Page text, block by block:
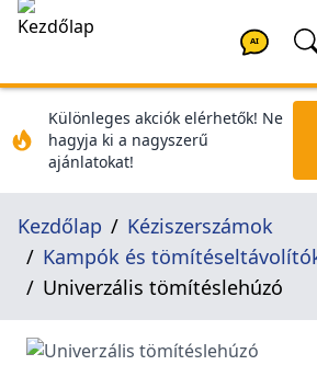
AI
Különleges akciók elérhetők! Ne
hagyja ki a nagyszerű
ajánlatokat!
Kezdőlap
Kéziszerszámok
Kampók és
Univerzális tömítéslehúzó